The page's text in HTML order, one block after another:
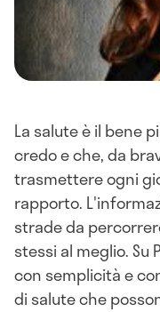
La salute è il bene
credo e che, da
trasmettere ogni
rapporto.
strade da
stessi al meglio. Su
con semplicità e
di salute che